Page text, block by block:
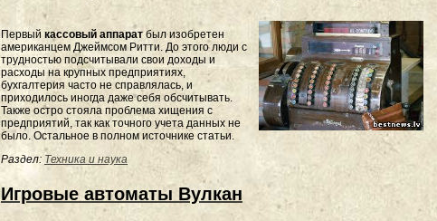
Первый кассовый аппаратбыл изобретен
американцем Джеймсом Ритти. До этого люди с
трудностью подсчитывали свои доходы и
расходы на крупных предприятиях,
бухгалтерия часто не справлялась, и
приходилось иногда даже себя обсчитывать.
Также остро стояла проблема хищения с
предприятий, так как точного учета данных не
было. Остальное в полном источнике статьи.
Раздел: Техника и наука
Игровые автоматы Вулкан